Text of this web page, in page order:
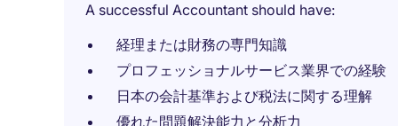
A successful Accountant should have:
経理または財務の専門知識
プロフェッショナルサービス業界での経験
日本の会計基準および税法に関する理解
優れた問題解決能力と分析力